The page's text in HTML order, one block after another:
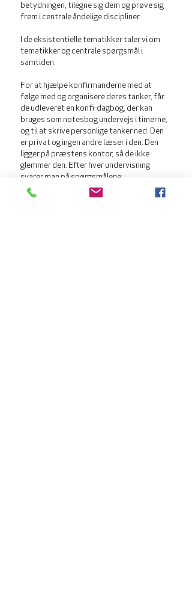
betydningen, tilegne sig dem og prøve sig
frem i centrale åndelige discipliner.
I de eksistentielle tematikker taler vi om
tematikker og centrale spørgsmål i
samtiden.
For at hjælpe konfirmanderne med at
følge med og organisere deres tanker, får
de udleveret en konfi-dagbog, der kan
bruges som notesbog undervejs i timerne,
og til at skrive personlige tanker ned. Den
er privat og ingen andre læser i den. Den
ligger på præstens kontor, så de ikke
glemmer den. Efter hver undervisning
svarer man på spørgsmålene:
Hvad har jeg lært? - Hvad har jeg prøvet? -